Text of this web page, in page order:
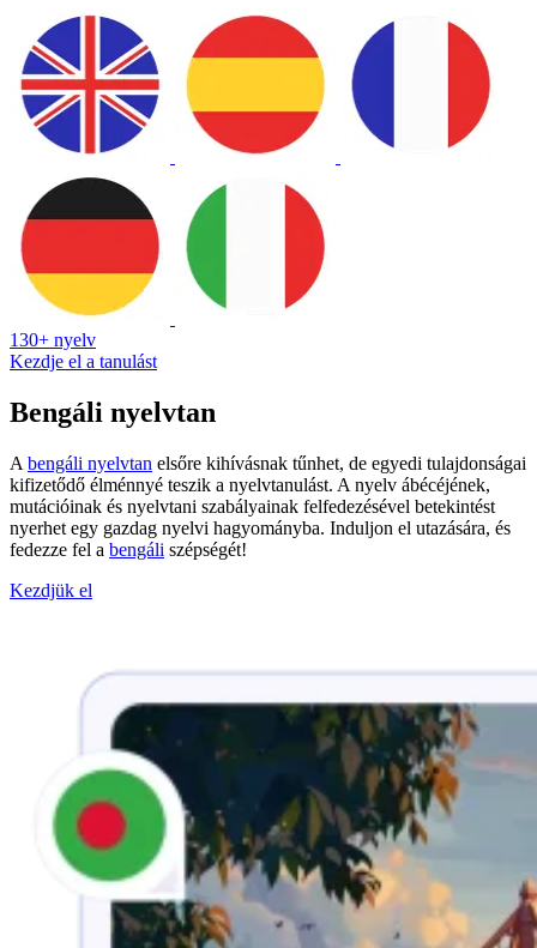
130+ nyelv
Kezdje el a tanulást
Bengáli nyelvtan
A bengáli nyelvtan elsőre kihívásnak tűnhet, de egyedi tulajdonságai
kifizetődő élménnyé teszik a nyelvtanulást. A nyelv ábécéjének,
mutációinak és nyelvtani szabályainak felfedezésével betekintést
nyerhet egy gazdag nyelvi hagyományba. Induljon el utazására, és
fedezze fel a bengáli szépségét!
Kezdjük el